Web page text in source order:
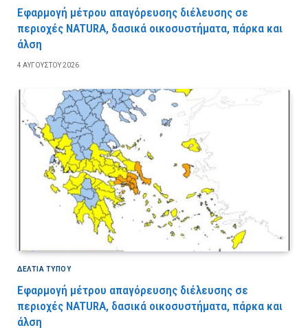
Εφαρμογή μέτρου απαγόρευσης διέλευσης σε
περιοχές NATURA, δασικά οικοσυστήματα, πάρκα και
άλση
4 ΑΥΓΟΎΣΤΟΥ 2026
ΔΕΛΤΙΑ ΤΥΠΟΥ
Εφαρμογή μέτρου απαγόρευσης διέλευσης σε
περιοχές NATURA, δασικά οικοσυστήματα, πάρκα και
άλση